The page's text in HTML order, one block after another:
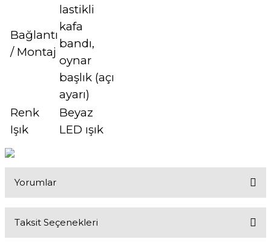
Bağlantı
/ Montaj
lastikli
kafa
bandı,
oynar
başlık (açı
ayarı)
Renk
Işık
Beyaz
LED ışık
Yorumlar
Taksit Seçenekleri